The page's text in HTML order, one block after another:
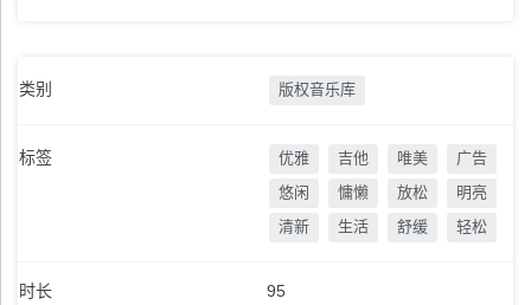
类别 版权音乐库
标签 优雅 吉他 唯美
广告
悠闲
慵懒 放松
明亮
清新
生活 舒缓 轻松
时长 95